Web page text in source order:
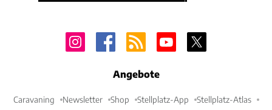
Angebote
Caravaning Newsletter Shop Stellplatz-App Stellplatz-Atlas